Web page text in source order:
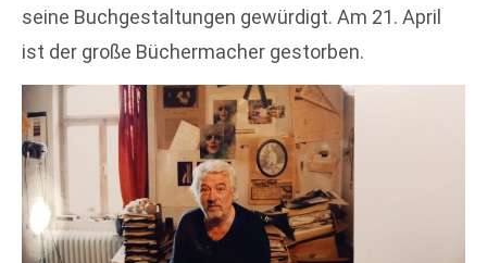
seine Buchgestaltungen gewürdigt. Am 21. April
ist der große Büchermacher gestorben.